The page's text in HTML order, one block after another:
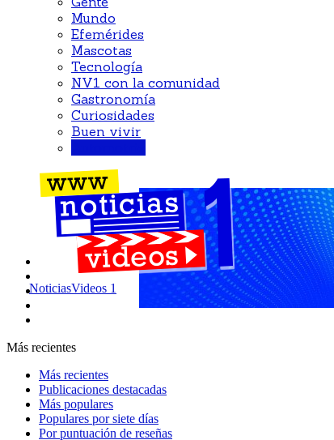
Mundo
Efemérides
Mascotas
Tecnología
NV1 con la comunidad
Gastronomía
Curiosidades
Buen vivir
NoticiasVideos 1
Más recientes
Más recientes
Publicaciones destacadas
Más populares
Populares por siete días
Por puntuación de reseñas